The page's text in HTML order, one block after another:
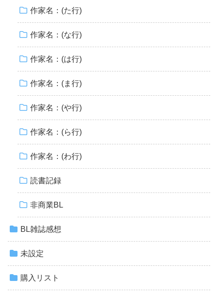
作家名：(た行)
作家名：(な行)
作家名：(は行)
作家名：(ま行)
作家名：(や行)
作家名：(ら行)
作家名：(わ行)
読書記録
非商業BL
BL雑誌感想
未設定
購入リスト